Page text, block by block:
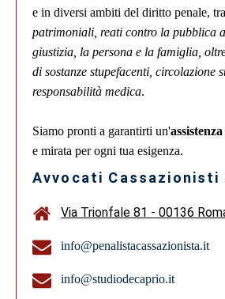
e in diversi ambiti del diritto penale,
patrimoniali, reati contro la pubblica
giustizia, la persona e la famiglia,
di sostanze stupefacenti, circolazione
responsabilità medica.
Siamo pronti a garantirti un'
e mirata per ogni tua esigenza.
Avvocati Cassazionisti
Via Trionfale 81 - 00136
info@penalistacassazionista.it
info@studiodecaprio.it